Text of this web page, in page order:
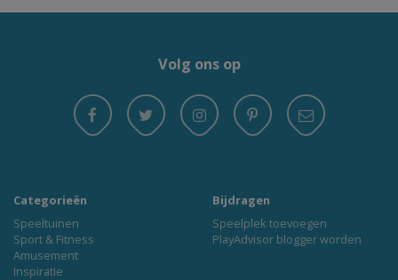
Volg ons op
Categorieën
Speeltuinen
Sport & Fitness
Amusement
Inspiratie
Bijdragen
Speelplek toevoegen
PlayAdvisor blogger worden